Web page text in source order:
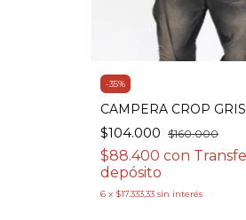
-35%
CAMPERA CROP GRIS
$104.000 $160.000
$88.400 con
depósito
6 x $17.333,33 sin interés